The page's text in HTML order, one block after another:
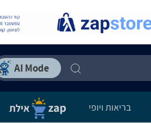
בריאות ויופי